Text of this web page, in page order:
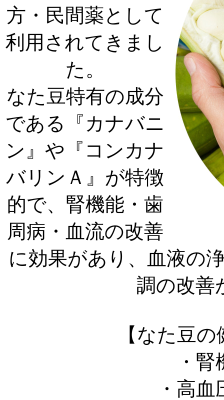
方・民間薬として
利用されてきまし
た。
なた豆特有の成分
である『カナバニ
ン』や『コンカナ
バリンＡ』が特徴
的で、腎機能・歯
周病・血流の改善
に効果があり、血液の
調の改善
【なた豆
・
・高